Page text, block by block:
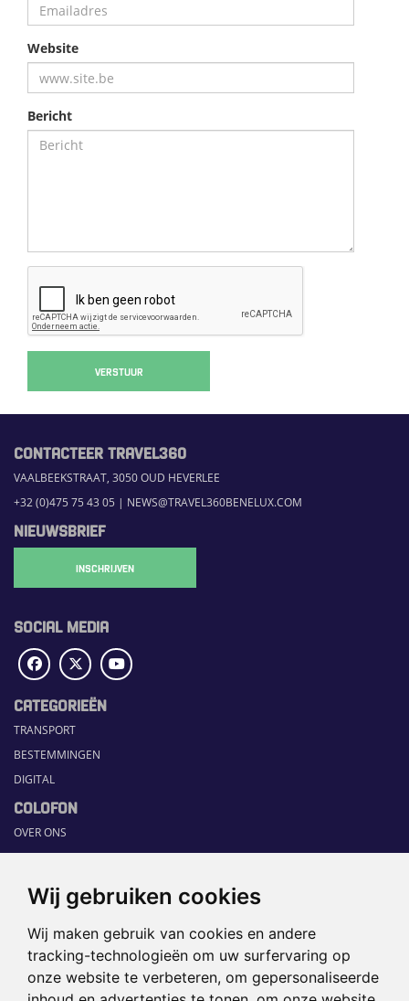
Wij gebruiken cookies
Wij maken gebruik van cookies en andere
tracking-technologieën om uw surfervaring op
onze website te verbeteren, om gepersonaliseerde
Website
Bericht
VERSTUUR
CONTACTEER TRAVEL360
VAALBEEKSTRAAT, 3050 OUD HEVERLEE
+32 (0)475 75 43 05 | NEWS@TRAVEL360BENELUX.COM
NIEUWSBRIEF
INSCHRIJVEN
SOCIAL MEDIA
CATEGORIEËN
TRANSPORT
BESTEMMINGEN
DIGITAL
COLOFON
OVER ONS
COMMUNICATION PLATFORM
RUBRIEKEN
HOME
SECTORGIDS
JOBS